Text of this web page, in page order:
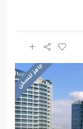
جاهز للسكن